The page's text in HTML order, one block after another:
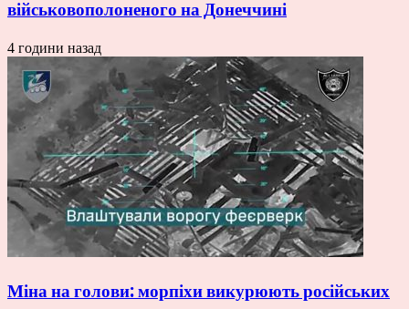
військовополоненого на Донеччині
4 години назад
Міна на голови: морпіхи викурюють російських